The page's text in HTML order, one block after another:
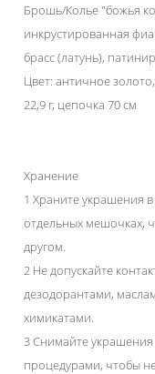
Брошь/Колье "божья
инкрустированная
брасс (латунь),
Цвет: античное
22,9 г, цепочка 70 см
Хранение
1 Храните украшения
отдельных мешочках,
другом.
2 Не допускайте
дезодорантами,
химикатами.
3 Снимайте
процедурами, чтобы